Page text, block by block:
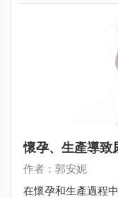
懷孕、生產導致
作者：郭安妮
在懷孕和生產過程